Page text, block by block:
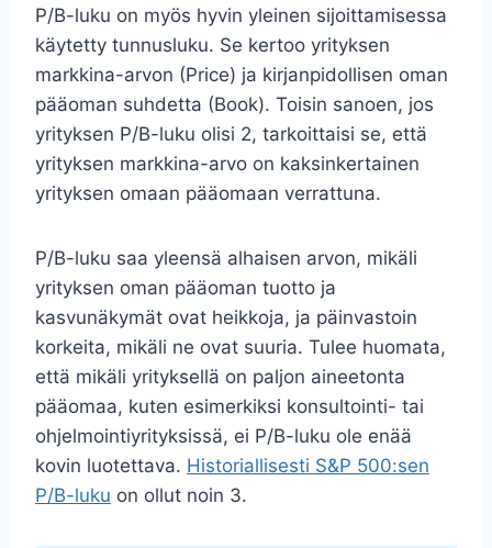
P/B-luku on myös hyvin yleinen sijoittamisessa
käytetty tunnusluku. Se kertoo yrityksen
markkina-arvon (Price) ja kirjanpidollisen oman
pääoman suhdetta (Book). Toisin sanoen, jos
yrityksen P/B-luku olisi 2, tarkoittaisi se, että
yrityksen markkina-arvo on kaksinkertainen
yrityksen omaan pääomaan verrattuna.
P/B-luku saa yleensä alhaisen arvon, mikäli
yrityksen oman pääoman tuotto ja
kasvunäkymät ovat heikkoja, ja päinvastoin
korkeita, mikäli ne ovat suuria. Tulee huomata,
että mikäli yrityksellä on paljon aineetonta
pääomaa, kuten esimerkiksi konsultointi- tai
ohjelmointiyrityksissä, ei P/B-luku ole enää
kovin luotettava. Historiallisesti S&P 500:sen
P/B-luku on ollut noin 3.